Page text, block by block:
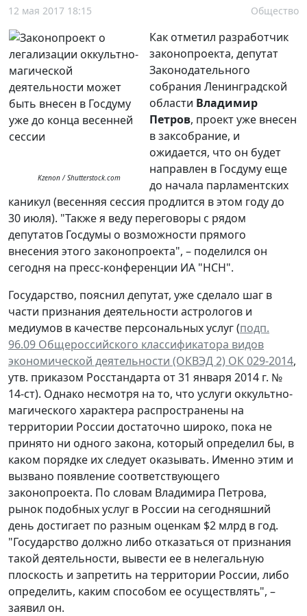
12 мая 2017 18:15 Общество
Kzenon / Shutterstock.com
Как отметил разработчик
законопроекта, депутат
Законодательного
собрания Ленинградской
области Владимир
Петров, проект уже внесен
в заксобрание, и
ожидается, что он будет
направлен в Госдуму еще
до начала парламентских
каникул (весенняя сессия продлится в этом году до
30 июля). "Также я веду переговоры с рядом
депутатов Госдумы о возможности прямого
внесения этого законопроекта", – поделился он
сегодня на пресс-конференции ИА "НСН".
Государство, пояснил депутат, уже сделало шаг в
части признания деятельности астрологов и
медиумов в качестве персональных услуг (подп.
96.09 Общероссийского классификатора видов
экономической деятельности (ОКВЭД 2) ОК 029-2014,
утв. приказом Росстандарта от 31 января 2014 г. №
14-ст). Однако несмотря на то, что услуги оккультно-
магического характера распространены на
территории России достаточно широко, пока не
принято ни одного закона, который определил бы, в
каком порядке их следует оказывать. Именно этим и
вызвано появление соответствующего
законопроекта. По словам Владимира Петрова,
рынок подобных услуг в России на сегодняшний
день достигает по разным оценкам $2 млрд в год.
"Государство должно либо отказаться от признания
такой деятельности, вывести ее в нелегальную
плоскость и запретить на территории России, либо
определить, каким способом ее осуществлять", –
заявил он.